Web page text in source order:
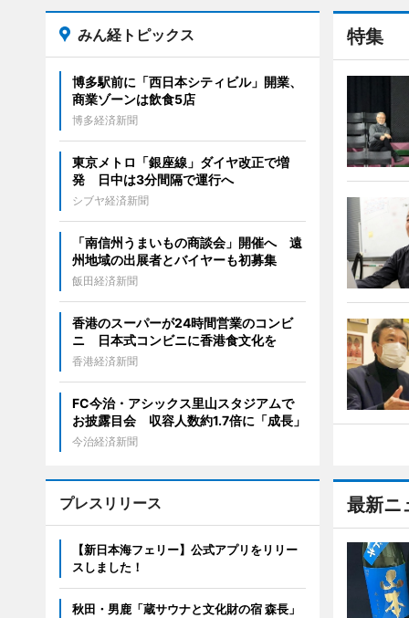
特集
最新ニ
みん経トピックス
博多駅前に「西日本シティビル」開業、
商業ゾーンは飲食5店
博多経済新聞
東京メトロ「銀座線」ダイヤ改正で増
発 日中は3分間隔で運行へ
シブヤ経済新聞
「南信州うまいもの商談会」開催へ 遠
州地域の出展者とバイヤーも初募集
飯田経済新聞
香港のスーパーが24時間営業のコンビ
ニ 日本式コンビニに香港食文化を
香港経済新聞
FC今治・アシックス里山スタジアムで
お披露目会 収容人数約1.7倍に「成長」
今治経済新聞
プレスリリース
【新日本海フェリー】公式アプリをリリー
スしました！
秋田・男鹿「蔵サウナと文化財の宿 森長」